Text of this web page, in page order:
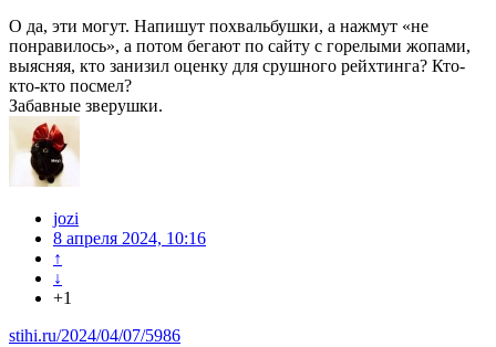
О да, эти могут. Напишут похвальбушки, а нажмут «не
понравилось», а потом бегают по сайту с горелыми жопами,
выясняя, кто занизил оценку для срушного рейхтинга? Кто-
кто-кто посмел?
Забавные зверушки.
jozi
8 апреля 2024, 10:16
↑
↓
+1
stihi.ru/2024/04/07/5986